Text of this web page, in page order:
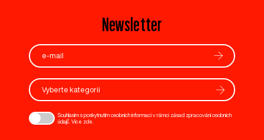
Newsletter
Vyberte kategorii
Souhlasím s poskytnutím osobních informací v rámci zásad zpracování osobních
údajů. Více zde